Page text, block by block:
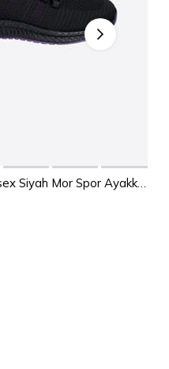
Sepete Ekle
39 40
43
Letoon 2103 Unisex Siyah Mor Spor Ayakkabı